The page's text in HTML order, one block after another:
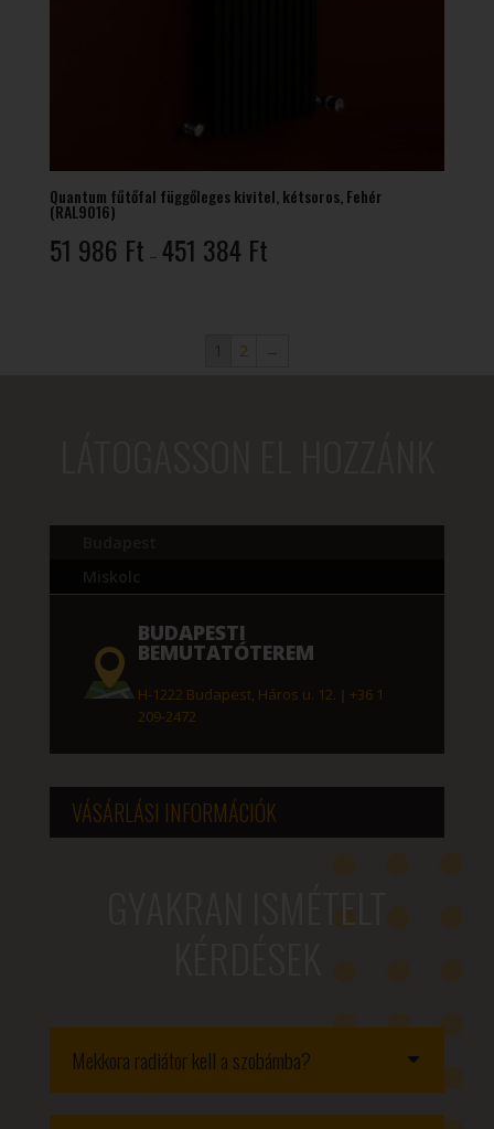
Quantum fűtőfal függőleges kivitel, kétsoros, Fehér
(RAL9016)
51 986 Ft – 451 384 Ft51
1 2 →
Miskolc
BUDAPESTI
BEMUTATÓTEREM
H-1222 Budapest, Háros u. 12.
+36 1
209-2472
VÁSÁRLÁSI INFORMÁCIÓK
GYAKRAN ISMÉTELT
Mekkora radiátor kell a szobámba?